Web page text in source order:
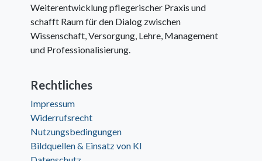
Weiterentwicklung pflegerischer Praxis und
schafft Raum für den Dialog zwischen
Wissenschaft, Versorgung, Lehre, Management
und Professionalisierung.
Rechtliches
Impressum
Widerrufsrecht
Nutzungsbedingungen
Bildquellen & Einsatz von KI